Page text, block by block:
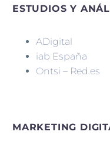
ESTUDIOS Y
ADigital
iab España
Ontsi – Red.es
MARKETING